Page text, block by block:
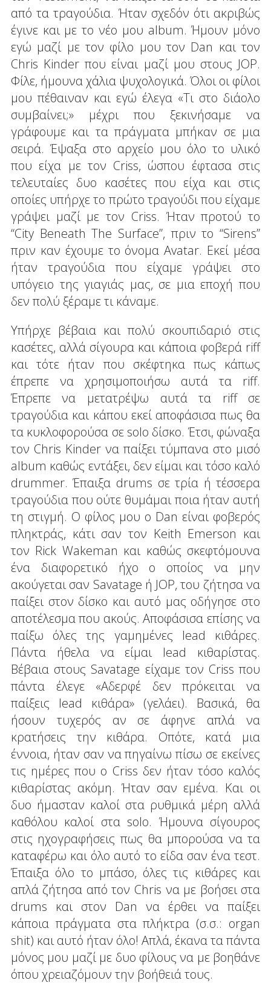
από τα τραγούδια. Ήταν σχεδόν ότι ακριβώς
έγινε και με το νέο μου album. Ήμουν μόνο
εγώ μαζί με τον φίλο μου τον Dan και τον
Chris Kinder που είναι μαζί μου στους JOP.
Φίλε, ήμουνα χάλια ψυχολογικά. Όλοι οι φίλοι
μου πέθαιναν και εγώ έλεγα «Τι στο διάολο
συμβαίνει;» μέχρι που ξεκινήσαμε να
γράφουμε και τα πράγματα μπήκαν σε μια
σειρά. Έψαξα στο αρχείο μου όλο το υλικό
που είχα με τον Criss, ώσπου έφτασα στις
τελευταίες δυο κασέτες που είχα και στις
οποίες υπήρχε το πρώτο τραγούδι που είχαμε
γράψει μαζί με τον Criss. Ήταν προτού το
“City Beneath The Surface”, πριν το “Sirens”
πριν καν έχουμε το όνομα Avatar. Εκεί μέσα
ήταν τραγούδια που είχαμε γράψει στο
υπόγειο της γιαγιάς μας, σε μια εποχή που
δεν πολύ ξέραμε τι κάναμε.
Υπήρχε βέβαια και πολύ σκουπιδαριό στις
κασέτες, αλλά σίγουρα και κάποια φοβερά riff
και τότε ήταν που σκέφτηκα πως κάπως
έπρεπε να χρησιμοποιήσω αυτά τα riff.
Έπρεπε να μετατρέψω αυτά τα riff σε
τραγούδια και κάπου εκεί αποφάσισα πως θα
τα κυκλοφορούσα σε solo δίσκο. Έτσι, φώναξα
τον Chris Kinder να παίξει τύμπανα στο μισό
album καθώς εντάξει, δεν είμαι και τόσο καλό
drummer. Έπαιξα drums σε τρία ή τέσσερα
τραγούδια που ούτε θυμάμαι ποια ήταν αυτή
τη στιγμή. Ο φίλος μου ο Dan είναι φοβερός
πληκτράς, κάτι σαν τον Keith Emerson και
τον Rick Wakeman και καθώς σκεφτόμουνα
ένα διαφορετικό ήχο ο οποίος να μην
ακούγεται σαν Savatage ή JOP, του ζήτησα να
παίξει στον δίσκο και αυτό μας οδήγησε στο
αποτέλεσμα που ακούς. Αποφάσισα επίσης να
παίξω όλες της γαμημένες lead κιθάρες.
Πάντα ήθελα να είμαι lead κιθαρίστας.
Βέβαια στους Savatage είχαμε τον Criss που
πάντα έλεγε «Αδερφέ δεν πρόκειται να
παίξεις lead κιθάρα» (γελάει). Βασικά, θα
ήσουν τυχερός αν σε άφηνε απλά να
κρατήσεις την κιθάρα. Οπότε, κατά μια
έννοια, ήταν σαν να πηγαίνω πίσω σε εκείνες
τις ημέρες που ο Criss δεν ήταν τόσο καλός
κιθαρίστας ακόμη. Ήταν σαν εμένα. Και οι
δυο ήμασταν καλοί στα ρυθμικά μέρη αλλά
καθόλου καλοί στα solo. Ήμουνα σίγουρος
στις ηχογραφήσεις πως θα μπορούσα να τα
καταφέρω και όλο αυτό το είδα σαν ένα τεστ.
Έπαιξα όλο το μπάσο, όλες τις κιθάρες και
απλά ζήτησα από τον Chris να με βοήσει στα
drums και στον Dan να έρθει να παίξει
κάποια πράγματα στα πλήκτρα (σ.σ.: organ
shit) και αυτό ήταν όλο! Απλά, έκανα τα πάντα
μόνος μου μαζί με δυο φίλους να με βοηθάνε
όπου χρειαζόμουν την βοήθειά τους.